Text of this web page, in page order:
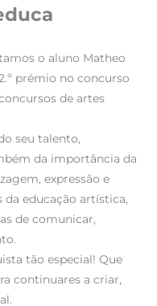
o aluno Matheo
prémio no concurso
de artes
seu talento,
da importância da
expressão e
da educação artística,
de comunicar,
tão especial! Que
continuares a criar,